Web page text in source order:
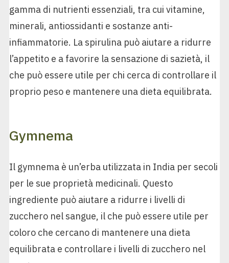
gamma di nutrienti essenziali, tra cui vitamine,
minerali, antiossidanti e sostanze anti-
infiammatorie. La spirulina può aiutare a ridurre
l’appetito e a favorire la sensazione di sazietà, il
che può essere utile per chi cerca di controllare il
proprio peso e mantenere una dieta equilibrata.
Gymnema
Il gymnema è un’erba utilizzata in India per secoli
per le sue proprietà medicinali. Questo
ingrediente può aiutare a ridurre i livelli di
zucchero nel sangue, il che può essere utile per
coloro che cercano di mantenere una dieta
equilibrata e controllare i livelli di zucchero nel